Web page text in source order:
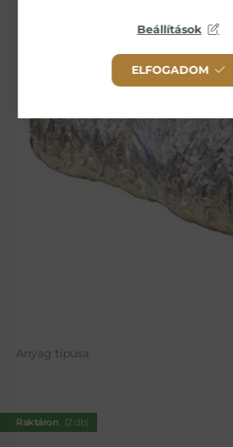
Anyag típusa
Raktáron (2 db)
Beállítások
ELFOGADOM